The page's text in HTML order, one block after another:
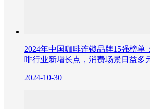
2024年中国咖啡连锁品牌15强榜单
啡行业新增长点，消费场景日益多
2024-10-30